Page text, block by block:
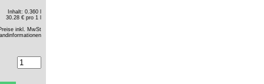
Inhalt: 0.360 l
30.28 € pro 1 l
inkl. MwSt